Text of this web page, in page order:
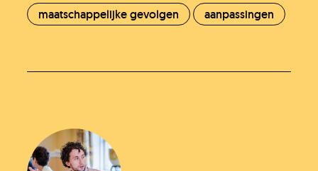
maatschappelijke gevolgen aanpassingen